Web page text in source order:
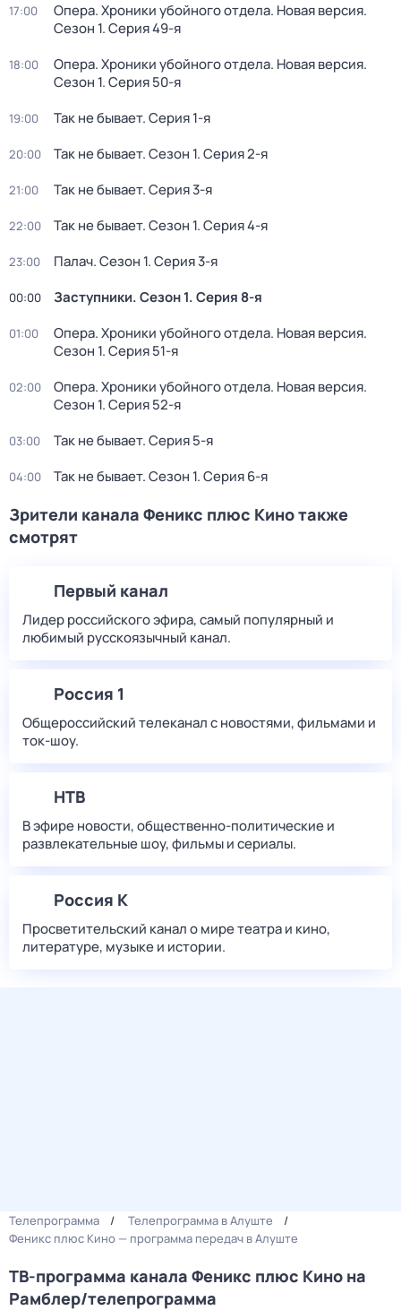
17:00 Опера. Хроники убойного отдела. Новая версия.
Сезон 1. Серия 49-я
18:00 Опера. Хроники убойного отдела. Новая версия.
Сезон 1. Серия 50-я
19:00 Так не бывает. Серия 1-я
20:00 Так не бывает. Сезон 1. Серия 2-я
21:00 Так не бывает. Серия 3-я
22:00 Так не бывает. Сезон 1. Серия 4-я
23:00 Палач. Сезон 1. Серия 3-я
00:00 Заступники. Сезон 1. Серия 8-я
01:00 Опера. Хроники убойного отдела. Новая версия.
Сезон 1. Серия 51-я
02:00 Опера. Хроники убойного отдела. Новая версия.
Сезон 1. Серия 52-я
03:00 Так не бывает. Серия 5-я
04:00 Так не бывает. Сезон 1. Серия 6-я
Зрители канала Феникс плюс Кино также
смотрят
Первый канал
Лидер российского эфира, самый популярный и
любимый русскоязычный канал.
Россия 1
Общероссийский телеканал с новостями, фильмами и
ток-шоу.
НТВ
В эфире новости, общественно-политические и
развлекательные шоу, фильмы и сериалы.
Россия К
Просветительский канал о мире театра и кино,
литературе, музыке и истории.
Телепрограмма
Телепрограмма в Алуште
Феникс плюс Кино — программа передач в Алуште
ТВ-программа канала Феникс плюс Кино на
Рамблер/телепрограмма